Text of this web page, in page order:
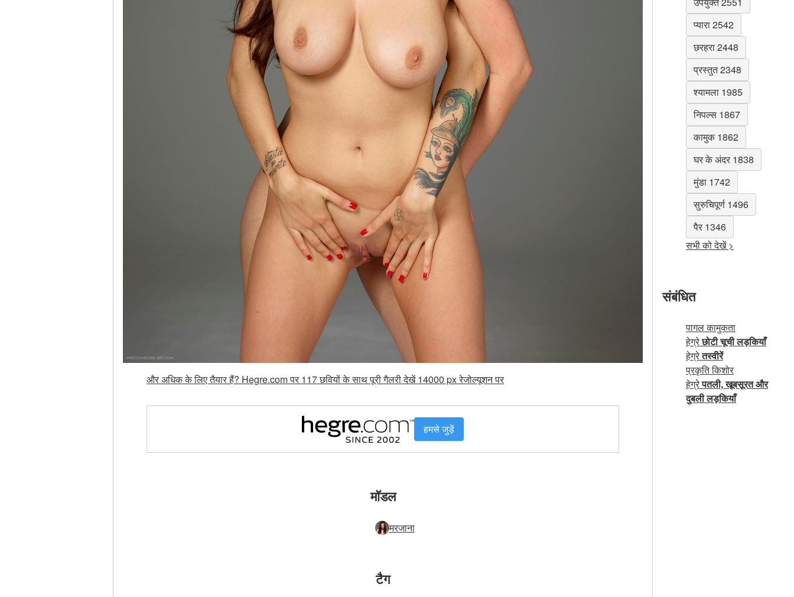
और अधिक के लिए तैयार हैं? Hegre.com पर 117 छवियों के साथ पूरी गैलरी देखें 14000 px रेजोल्यूशन पर
हमसे जुड़ें
मॉडल
मरजाना
टैग
प्यारा 2542
छरहरा 2448
प्रस्तुत 2348
श्यामला 1985
निपल्स 1867
कामुक 1862
घर के अंदर 1838
मुंडा 1742
सुरुचिपूर्ण 1496
पैर 1346
सभी को देखें >
संबंधित
पागल कामुकता
हेग्रेछोटी चूची लड़कियाँ
हेग्रेतस्वीरें
प्रकृति किशोर
हेग्रेपतली, खूबसूरत और
दुबली लड़कियाँ